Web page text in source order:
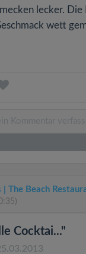
lecker.
wett
| The Beach
Cocktai..."